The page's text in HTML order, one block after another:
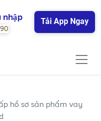
nhập Tải App Ngay
hồ sơ sản phẩm vay